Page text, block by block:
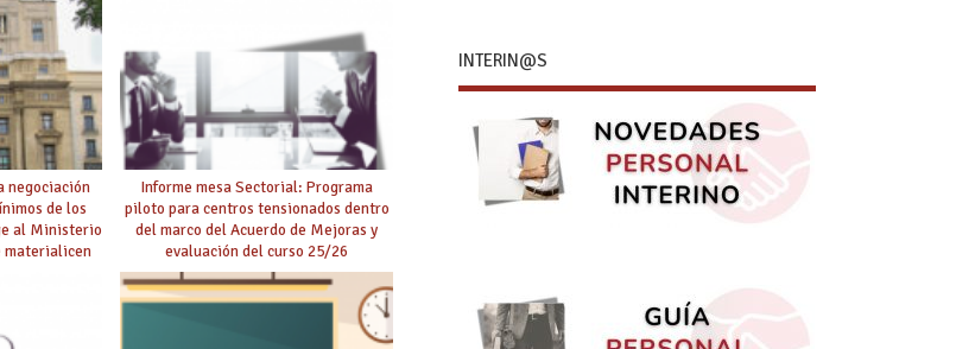
negociación
de los
al Ministerio
materialicen
posible
Informe mesa Sectorial: Programa
piloto para centros tensionados dentro
del marco del Acuerdo de Mejoras y
evaluación del curso 25/26
INTERIN@S